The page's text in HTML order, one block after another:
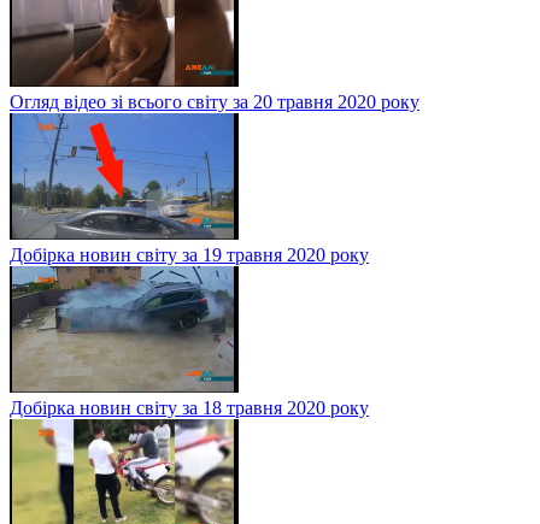
Огляд відео зі всього світу за 20 травня 2020 року
Добірка новин світу за 19 травня 2020 року
Добірка новин світу за 18 травня 2020 року